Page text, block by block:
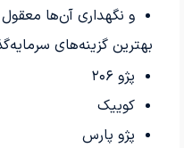
و نگهداری آن‌ها
بهترین گزینه‌های
پژو ۲۰۶
کوییک
پژو پارس